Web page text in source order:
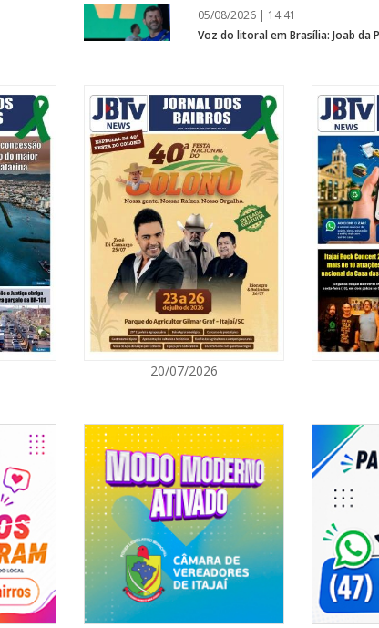
05/08/2026 | 14:41
Voz do litoral em Brasília: Joab da
ITAPEMA
05/08/2026 | 07:00
Rede Municipal de Ensino inicia
para merendeiras
GERAL
05/08/2026 | 07:00
Sorveteria do Norte de SC
em Florianópolis
GERAL
05/08/2026 | 07:00
energético
NAVEGANTES
05/08/2026 | 07:00
Curta-metragem navegantino
Carecão com debate sobre
20/07/2026